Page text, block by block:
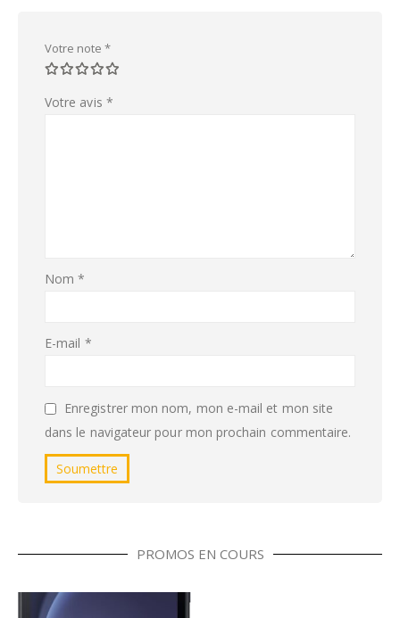
Votre note *
Votre avis *
Nom*
E-mail *
Enregistrer mon nom, mon e-mail et mon site
dans le navigateur pour mon prochain commentaire.
PROMOS EN COURS